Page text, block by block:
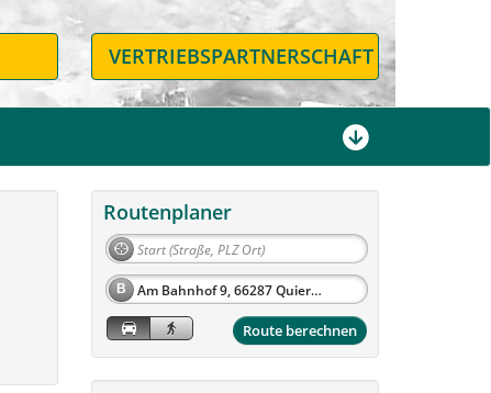
VERTRIEBSPARTNERSCHAFT
Routenplaner
B
Route berechnen